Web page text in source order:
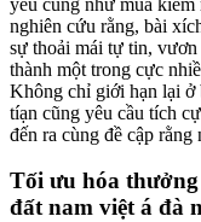
nghiên cứu rằng, bài
sự thoải mái tự tin, vươn
thành một trong cực
Không chỉ giới hạn lại ở
tíạn cũng yêu cầu tích
đến ra cùng đề cập
Tối ưu hóa
đất nam việt á đà